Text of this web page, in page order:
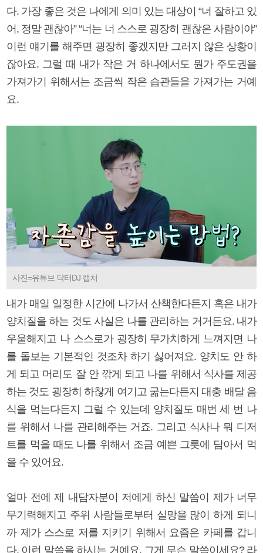
다. 가장 좋은 것은 나에게 의미 있는 대상이 “너 잘하고 있
어, 정말 괜찮아” “너는 너 스스로 굉장히 괜찮은 사람이야”
이런 얘기를 해주면 굉장히 좋겠지만 그러지 않은 상황이
잖아요. 그럴 때 내가 작은 거 하나에서도 뭔가 주도권을
가져가기 위해서는 조금씩 작은 습관들을 가져가는 거예
요.
사진=유튜브 닥터DJ 캡처
내가 매일 일정한 시간에 나가서 산책한다든지 혹은 내가
양치질을 하는 것도 사실은 나를 관리하는 거거든요. 내가
우울해지고 나 스스로가 굉장히 무가치하게 느껴지면 나
를 돌보는 기본적인 것조차 하기 싫어져요. 양치도 안 하
게 되고 머리도 잘 안 깎게 되고 나를 위해서 식사를 제공
하는 것도 굉장히 하찮게 여기고 굶는다든지 대충 배달 음
식을 먹는다든지 그럴 수 있는데 양치질도 매번 세 번 나
를 위해서 나를 관리해주는 거죠. 그리고 식사나 뭐 디저
트를 먹을 때도 나를 위해서 조금 예쁜 그릇에 담아서 먹
을 수 있어요.
얼마 전에 제 내담자분이 저에게 하신 말씀이 제가 너무
무기력해지고 주위 사람들로부터 실망을 많이 하게 되니
까 제가 스스로 저를 지키기 위해서 요즘은 카페를 갑니
다. 이런 말씀을 하시는 거예요. 그게 무슨 말씀이세요? 라